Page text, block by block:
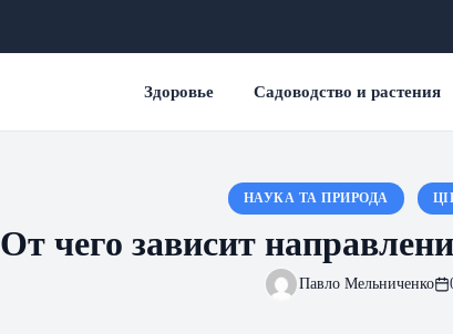
Здоровье Садоводство и растения
НАУКА ТА ПРИРОДА
От чего зависит
Павло Мельниченко